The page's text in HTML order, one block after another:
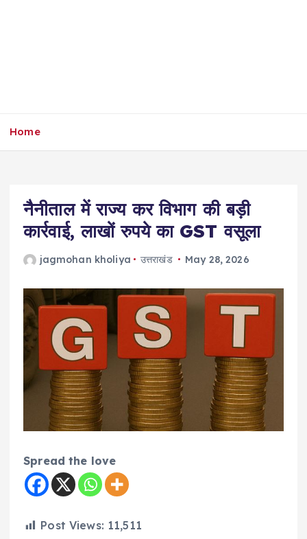
Home
नैनीताल में राज्य कर विभाग की बड़ी
कार्रवाई, लाखों रुपये का GST वसूला
jagmohan kholiya उत्तराखंड May 28, 2026
Spread the love
Post Views: 11,511